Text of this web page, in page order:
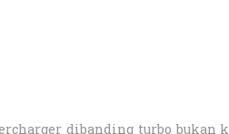
dibanding turbo bukan